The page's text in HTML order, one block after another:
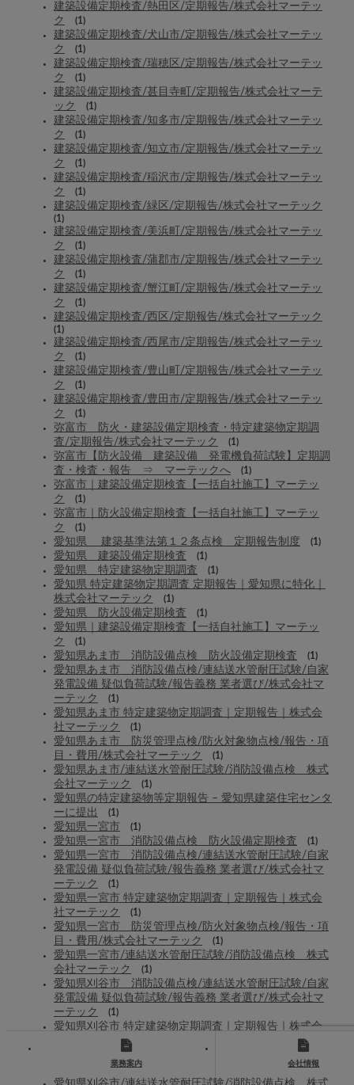
建築設備定期検査/熱田区/定期報告/株式会社マーテッ
ク
(1)
建築設備定期検査/犬山市/定期報告/株式会社マーテッ
ク
(1)
建築設備定期検査/瑞穂区/定期報告/株式会社マーテッ
ク
(1)
建築設備定期検査/甚目寺町/定期報告/株式会社マーテ
ック
(1)
建築設備定期検査/知多市/定期報告/株式会社マーテッ
ク
(1)
建築設備定期検査/知立市/定期報告/株式会社マーテッ
ク
(1)
建築設備定期検査/稲沢市/定期報告/株式会社マーテッ
ク
(1)
建築設備定期検査/緑区/定期報告/株式会社マーテック
(1)
建築設備定期検査/美浜町/定期報告/株式会社マーテッ
ク
(1)
建築設備定期検査/蒲郡市/定期報告/株式会社マーテッ
ク
(1)
建築設備定期検査/蟹江町/定期報告/株式会社マーテッ
ク
(1)
建築設備定期検査/西区/定期報告/株式会社マーテック
(1)
建築設備定期検査/西尾市/定期報告/株式会社マーテッ
ク
(1)
建築設備定期検査/豊山町/定期報告/株式会社マーテッ
ク
(1)
建築設備定期検査/豊田市/定期報告/株式会社マーテッ
ク
(1)
弥富市 防火・建築設備定期検査・特定建築物定期調
査/定期報告/株式会社マーテック
(1)
弥富市【防火設備 建築設備 発電機負荷試験】定期調
査・検査・報告 ⇒ マーテックへ
(1)
弥富市｜建築設備定期検査【一括自社施工】マーテッ
ク
(1)
弥富市｜防火設備定期検査【一括自社施工】マーテッ
ク
(1)
愛知県 建築基準法第１２条点検 定期報告制度 (1)
愛知県 建築設備定期検査 (1)
愛知県 特定建築物定期調査 (1)
愛知県 特定建築物定期調査 定期報告｜愛知県に特化｜
株式会社マーテック
(1)
愛知県 防火設備定期検査 (1)
愛知県｜建築設備定期検査【一括自社施工】マーテッ
ク
(1)
愛知県あま市 消防設備点検 防火設備定期検査 (1)
愛知県あま市 消防設備点検/連結送水管耐圧試験/自家
発電設備 疑似負荷試験/報告義務 業者選び/株式会社マ
ーテック
(1)
愛知県あま市 特定建築物定期調査｜定期報告｜株式会
社マーテック
(1)
愛知県あま市 防災管理点検/防火対象物点検/報告・項
目・費用/株式会社マーテック
(1)
愛知県あま市/連結送水管耐圧試験/消防設備点検 株式
会社マーテック
(1)
愛知県の特定建築物等定期報告 – 愛知県建築住宅センタ
ーに提出
(1)
愛知県一宮市 (1)
愛知県一宮市 消防設備点検 防火設備定期検査 (1)
愛知県一宮市 消防設備点検/連結送水管耐圧試験/自家
発電設備 疑似負荷試験/報告義務 業者選び/株式会社マ
ーテック
(1)
愛知県一宮市 特定建築物定期調査｜定期報告｜株式会
社マーテック
(1)
愛知県一宮市 防災管理点検/防火対象物点検/報告・項
目・費用/株式会社マーテック
(1)
愛知県一宮市/連結送水管耐圧試験/消防設備点検 株式
会社マーテック
(1)
愛知県刈谷市 消防設備点検/連結送水管耐圧試験/自家
発電設備 疑似負荷試験/報告義務 業者選び/株式会社マ
ーテック
(1)
愛知県刈谷市 特定建築物定期調査｜定期報告｜株式会
(1)
愛知県刈谷市 防災管理点検/防火対象物点検/報告・項
目・費用/株式会社マーテック
業務案内 会社情報